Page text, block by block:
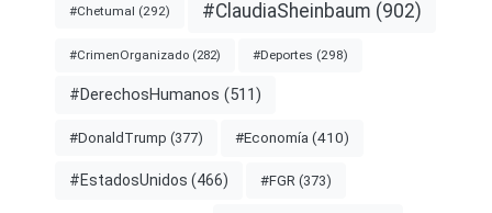
#Chetumal (292) #ClaudiaSheinbaum (902)
#CrimenOrganizado (282) #Deportes (298)
#DerechosHumanos (511)
#DonaldTrump (377) #Economía (410)
#EstadosUnidos (466) #FGR (373)